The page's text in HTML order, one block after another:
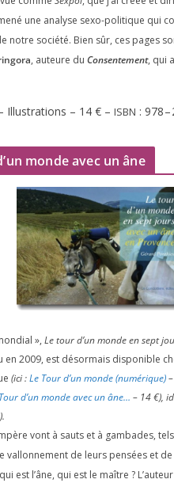
une ana­lyse sexo-poli­tique qui
notre socié­té. Bien sûr, ces pages
, auteure du Consentement, qui
Illustrations – 14 € – ISBN : 978–
monde avec un âne
», Le tour d’un monde en sept
en 2009, est désor­mais dis­po­nible
(ici :Le Tour d’un monde (numé­rique)–
d’un monde avec un âne… – 14€),
vont à sauts et à gam­bades,
val­lon­ne­ment de leurs pen­sées et de
est l’âne, qui est le maître ?